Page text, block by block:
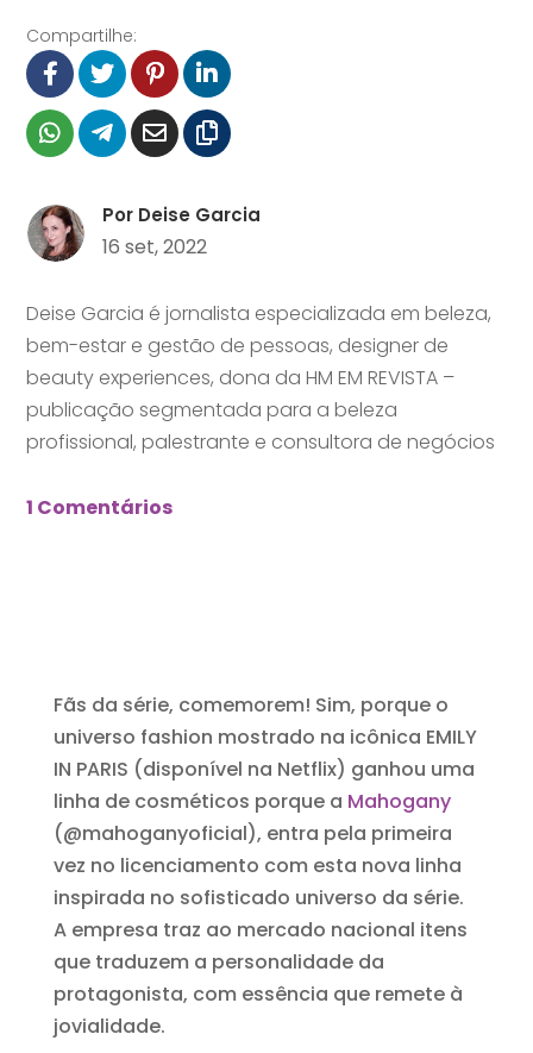
Compartilhe:
Por Deise Garcia
16 set, 2022
Deise Garcia é jornalista especializada em beleza,
bem-estar e gestão de pessoas, designer de
beauty experiences, dona da HM EM REVISTA –
publicação segmentada para a beleza
profissional, palestrante e consultora de negócios
1 Comentários
Fãs da série, comemorem! Sim, porque o
universo fashion mostrado na icônica EMILY
IN PARIS (disponível na Netflix) ganhou uma
linha de cosméticos porque a Mahogany
(@mahoganyoficial), entra pela primeira
vez no licenciamento com esta nova linha
inspirada no sofisticado universo da série.
A empresa traz ao mercado nacional itens
que traduzem a personalidade da
protagonista, com essência que remete à
jovialidade.